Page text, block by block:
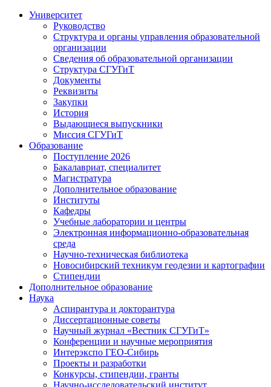
Университет
Руководство
Структура и органы управления образовательной
организации
Сведения об образовательной организации
Структура СГУГиТ
Документы
Реквизиты
Закупки
История
Выдающиеся выпускники
Миссия СГУГиТ
Образование
Поступление 2026
Бакалавриат, специалитет
Магистратура
Дополнительное образование
Институты
Кафедры
Учебные лаборатории и центры
Электронная информационно-образовательная
среда
Научно-техническая библиотека
Новосибирский техникум геодезии и картографии
Стипендии
Дополнительное образование
Наука
Аспирантура и докторантура
Диссертационные советы
Научный журнал «Вестник СГУГиТ»
Конференции и научные мероприятия
Интерэкспо ГЕО-Сибирь
Проекты и разработки
Конкурсы, стипендии, гранты
Научно-исследовательский институт